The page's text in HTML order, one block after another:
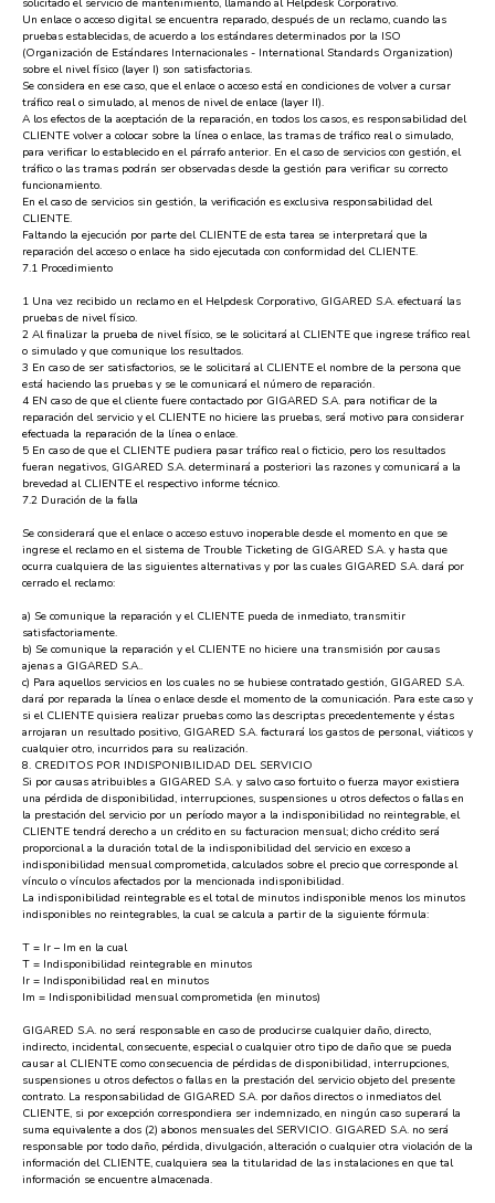
Un enlace o acceso digital se encuentra reparado, después de un reclamo, cuando las
pruebas establecidas, de acuerdo a los estándares determinados por la ISO
(Organización de Estándares Internacionales - International Standards Organization)
sobre el nivel físico (layer I) son satisfactorias.
Se considera en ese caso, que el enlace o acceso está en condiciones de volver a cursar
tráfico real o simulado, al menos de nivel de enlace (layer II).
A los efectos de la aceptación de la reparación, en todos los casos, es responsabilidad del
CLIENTE volver a colocar sobre la línea o enlace, las tramas de tráfico real o simulado,
para verificar lo establecido en el párrafo anterior. En el caso de servicios con gestión, el
tráfico o las tramas podrán ser observadas desde la gestión para verificar su correcto
funcionamiento.
En el caso de servicios sin gestión, la verificación es exclusiva responsabilidad del
CLIENTE.
Faltando la ejecución por parte del CLIENTE de esta tarea se interpretará que la
reparación del acceso o enlace ha sido ejecutada con conformidad del CLIENTE.
7.1 Procedimiento
1 Una vez recibido un reclamo en el Helpdesk Corporativo, GIGARED S.A. efectuará las
pruebas de nivel físico.
2 Al finalizar la prueba de nivel físico, se le solicitará al CLIENTE que ingrese tráfico real
o simulado y que comunique los resultados.
3 En caso de ser satisfactorios, se le solicitará al CLIENTE el nombre de la persona que
está haciendo las pruebas y se le comunicará el número de reparación.
4 EN caso de que el cliente fuere contactado por GIGARED S.A. para notificar de la
reparación del servicio y el CLIENTE no hiciere las pruebas, será motivo para considerar
efectuada la reparación de la línea o enlace.
5 En caso de que el CLIENTE pudiera pasar tráfico real o ficticio, pero los resultados
fueran negativos, GIGARED S.A. determinará a posteriori las razones y comunicará a la
brevedad al CLIENTE el respectivo informe técnico.
7.2 Duración de la falla
Se considerará que el enlace o acceso estuvo inoperable desde el momento en que se
ingrese el reclamo en el sistema de Trouble Ticketing de GIGARED S.A. y hasta que
ocurra cualquiera de las siguientes alternativas y por las cuales GIGARED S.A. dará por
cerrado el reclamo:
a) Se comunique la reparación y el CLIENTE pueda de inmediato, transmitir
satisfactoriamente.
b) Se comunique la reparación y el CLIENTE no hiciere una transmisión por causas
ajenas a GIGARED S.A..
c) Para aquellos servicios en los cuales no se hubiese contratado gestión, GIGARED S.A.
dará por reparada la línea o enlace desde el momento de la comunicación. Para este caso y
si el CLIENTE quisiera realizar pruebas como las descriptas precedentemente y éstas
arrojaran un resultado positivo, GIGARED S.A. facturará los gastos de personal, viáticos y
cualquier otro, incurridos para su realización.
8. CREDITOS POR INDISPONIBILIDAD DEL SERVICIO
Si por causas atribuibles a GIGARED S.A. y salvo caso fortuito o fuerza mayor existiera
una pérdida de disponibilidad, interrupciones, suspensiones u otros defectos o fallas en
la prestación del servicio por un período mayor a la indisponibilidad no reintegrable, el
CLIENTE tendrá derecho a un crédito en su facturacion mensual; dicho crédito será
proporcional a la duración total de la indisponibilidad del servicio en exceso a
indisponibilidad mensual comprometida, calculados sobre el precio que corresponde al
vínculo o vínculos afectados por la mencionada indisponibilidad.
La indisponibilidad reintegrable es el total de minutos indisponible menos los minutos
indisponibles no reintegrables, la cual se calcula a partir de la siguiente fórmula:
T = Ir – Im en la cual
T = Indisponibilidad reintegrable en minutos
Ir = Indisponibilidad real en minutos
Im = Indisponibilidad mensual comprometida (en minutos)
GIGARED S.A. no será responsable en caso de producirse cualquier daño, directo,
indirecto, incidental, consecuente, especial o cualquier otro tipo de daño que se pueda
causar al CLIENTE como consecuencia de pérdidas de disponibilidad, interrupciones,
suspensiones u otros defectos o fallas en la prestación del servicio objeto del presente
contrato. La responsabilidad de GIGARED S.A. por daños directos o inmediatos del
CLIENTE, si por excepción correspondiera ser indemnizado, en ningún caso superará la
suma equivalente a dos (2) abonos mensuales del SERVICIO. GIGARED S.A. no será
responsable por todo daño, pérdida, divulgación, alteración o cualquier otra violación de la
información del CLIENTE, cualquiera sea la titularidad de las instalaciones en que tal
información se encuentre almacenada.